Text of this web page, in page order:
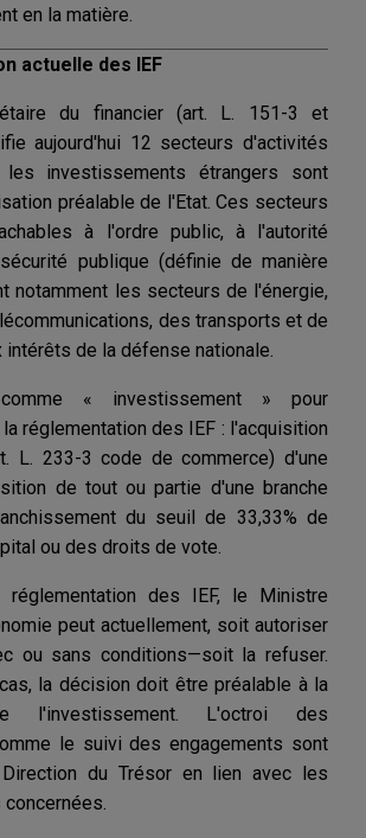
en la matière.
actuelle des IEF
du financier (art. L. 151-3 et
aujourd'hui 12 secteurs d'activités
investissements étrangers sont
préalable de l'Etat. Ces secteurs
à l'ordre public, à l'autorité
publique (définie de manière
notamment les secteurs de l'énergie,
des transports et de
intérêts de la défense nationale.
« investissement » pour
réglementation des IEF : l'acquisition
L. 233-3 code de commerce) d'une
de tout ou partie d'une branche
du seuil de 33,33% de
ou des droits de vote.
des IEF, le Ministre
peut actuellement, soit autoriser
ou sans conditions—soit la refuser.
la décision doit être préalable à la
l'investissement. L'octroi des
le suivi des engagements sont
du Trésor en lien avec les